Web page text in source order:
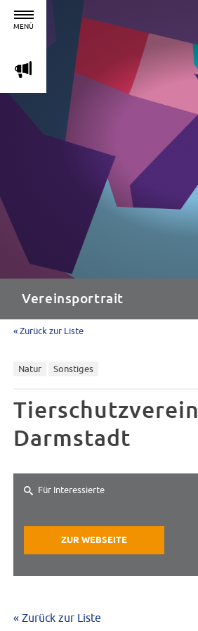
MENÜ
m
Vereinsportrait
« Zurück zur Liste
Natur Sonstiges
Tierschutzverein
Darmstadt
Für Interessierte
ZUR WEBSEITE
« Zurück zur Liste